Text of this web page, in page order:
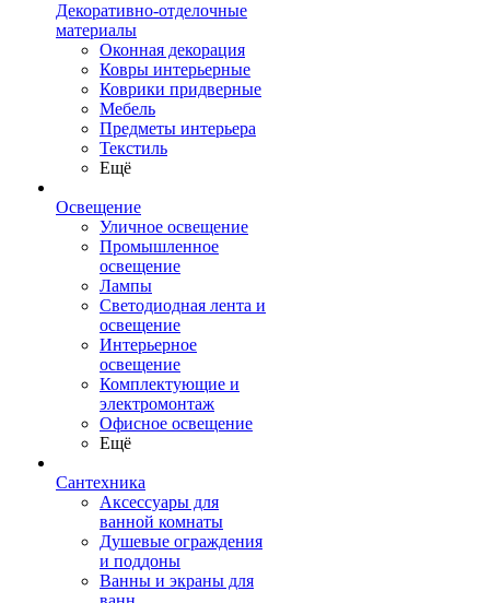
Декоративно-отделочные
материалы
Оконная декорация
Ковры интерьерные
Коврики придверные
Мебель
Предметы интерьера
Текстиль
Ещё
Освещение
Уличное освещение
Промышленное
освещение
Лампы
Светодиодная лента и
освещение
Интерьерное
освещение
Комплектующие и
электромонтаж
Офисное освещение
Ещё
Сантехника
Аксессуары для
ванной комнаты
Душевые ограждения
и поддоны
Ванны и экраны для